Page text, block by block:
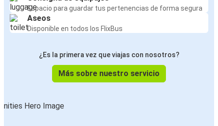
Espacio para guardar tus pertenencias de forma segura
Aseos
Disponible en todos los FlixBus
¿Es la primera vez que viajas con nosotros?
Más sobre nuestro servicio